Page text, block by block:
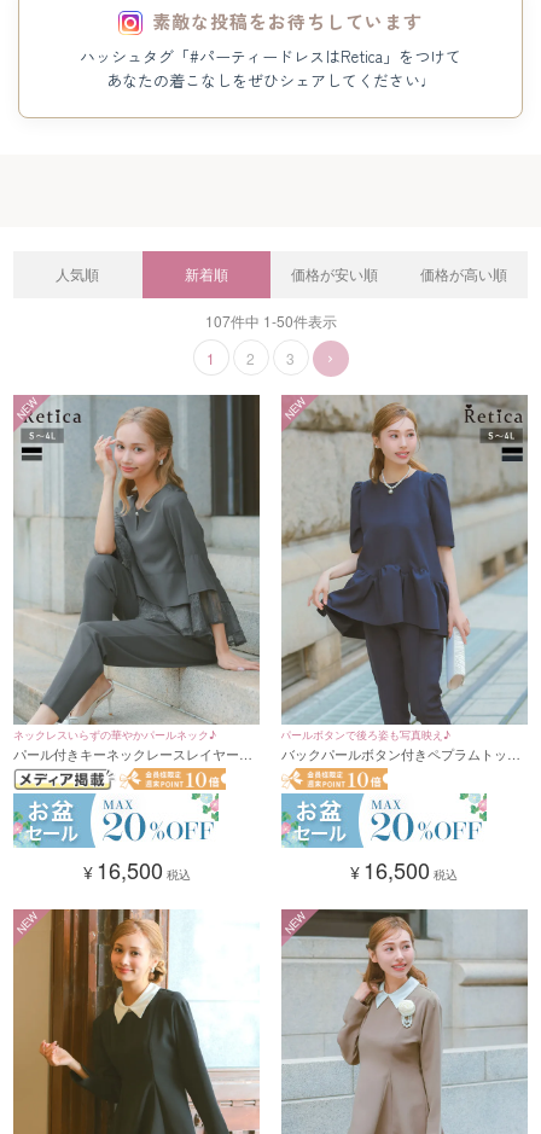
素敵な投稿をお待ちしています
ハッシュタグ「#パーティードレスはRetica」をつけて
あなたの着こなしをぜひシェアしてください♩
人気順 新着順 価格が安い順 価格が高い順
107件中 1-50件表示
1
2 3
ネックレスいらずの華やかパールネック♪
パール付きキーネックレースレイヤード
風フレアスリーブパンツドレス 結婚式 二
次会 (Sサイズ～4Lサイズ)
NEW
¥ 16,500 税込
パールボタンで後ろ姿も写真映え♪
バックパールボタン付きペプラムトップ
ス×センターシームパンツドレス 結婚式
二次会 (Sサイズ～4Lサイズ)
NEW
¥ 16,500 税込
NEW NEW